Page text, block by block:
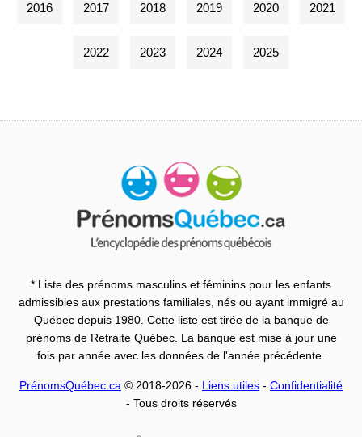
2016 2017 2018 2019 2020 2021
2022 2023 2024 2025
* Liste des prénoms masculins et féminins pour les enfants
admissibles aux prestations familiales, nés ou ayant immigré au
Québec depuis 1980. Cette liste est tirée de la banque de
prénoms de Retraite Québec. La banque est mise à jour une
fois par année avec les données de l'année précédente.
PrénomsQuébec.ca © 2018-2026 - Liens utiles - Confidentialité
- Tous droits réservés